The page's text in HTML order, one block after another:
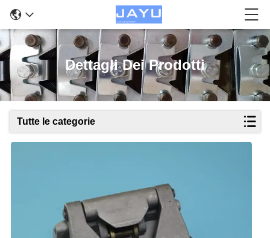
Dettagli Dei Prodotti
Tutte le categorie